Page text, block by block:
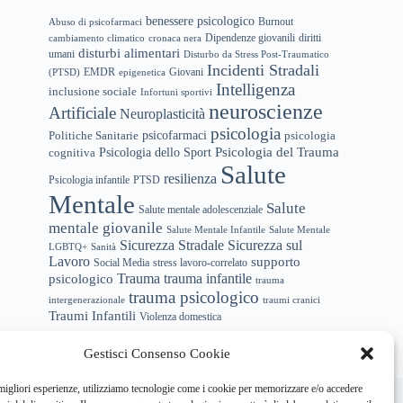
Gestisci Consenso Cookie
esperienze, utilizziamo tecnologie come i cookie per memorizzare e/o accedere
Abuso di psicofarmaci benessere psicologico Burnout
cambiamento climatico cronaca nera Dipendenze giovanili diritti
umani disturbi alimentari Disturbo da Stress Post-Traumatico
(PTSD) EMDR epigenetica Giovani Incidenti Stradali
inclusione sociale Infortuni sportivi Intelligenza
Artificiale Neuroplasticità neuroscienze
Politiche Sanitarie psicofarmaci psicologia psicologia
cognitiva Psicologia dello Sport Psicologia del Trauma
Psicologia infantile PTSD resilienza Salute
Mentale Salute mentale adolescenziale Salute
mentale giovanile Salute Mentale Infantile Salute Mentale
LGBTQ+ Sanità Sicurezza Stradale Sicurezza sul
Lavoro Social Media stress lavoro-correlato supporto
psicologico Trauma trauma infantile trauma
intergenerazionale trauma psicologico traumi cranici
Traumi Infantili Violenza domestica
siamo Newsletter Privacy Policy Cookie Policy